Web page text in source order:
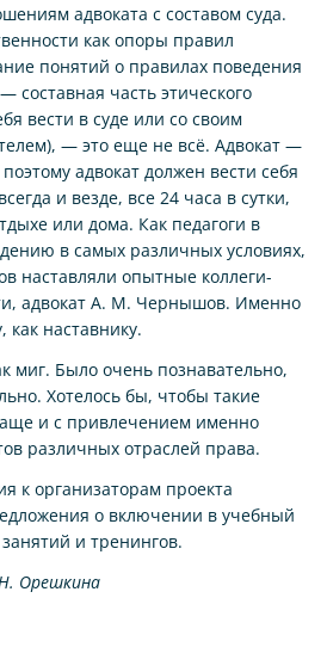
адвоката с составом суда.
как опоры правил
понятий о правилах поведения
составная часть этического
вести в суде или со своим
— это еще не всё. Адвокат —
адвокат должен вести себя
и везде, все 24 часа в сутки,
или дома. Как педагоги в
в самых различных условиях,
наставляли опытные коллеги-
адвокат А. М. Чернышов. Именно
как наставнику.
миг. Было очень познавательно,
Хотелось бы, чтобы такие
и с привлечением именно
различных отраслей права.
к организаторам проекта
о включении в учебный
и тренингов.
Орешкина